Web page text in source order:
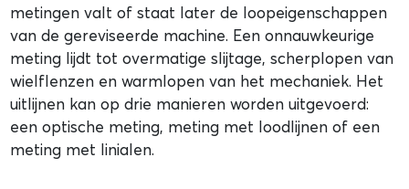
metingen valt of staat later de loopeigenschappen
van de gereviseerde machine. Een onnauwkeurige
meting lijdt tot overmatige slijtage, scherplopen van
wielflenzen en warmlopen van het mechaniek. Het
uitlijnen kan op drie manieren worden uitgevoerd:
een optische meting, meting met loodlijnen of een
meting met linialen.